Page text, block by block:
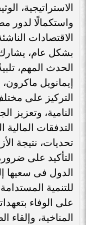
الاستراتيجية،
واستكمالًا لدور
الاقتصادات
بشكل عام،
الحدث المهم،
إيمانويل
التركيز على
النامية، وتعزيز
التدفقات
تحديات، نتيجة
التأكيد على
الدول فى سعيها
على الوفاء
المناخية،